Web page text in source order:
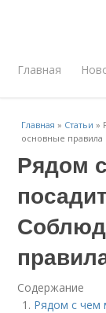
Главная
Главная » Статьи »
основные правила
Рядом
Содержание
Рядом с чем